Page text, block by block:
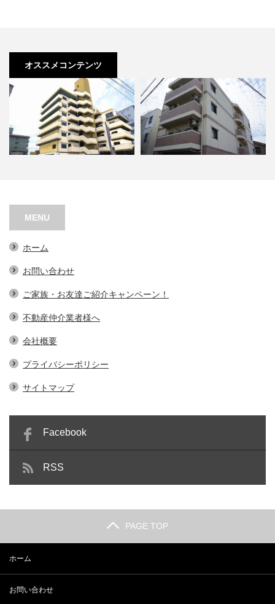
オススメコンテンツ
MENU
ホーム
お問い合わせ
ご家族・お友達ご紹介キャンペーン！
不動産仲介業者様へ
会社概要
プライバシーポリシー
サイトマップ
Facebook
RSS
PAGE TOP
ホーム
お問い合わせ